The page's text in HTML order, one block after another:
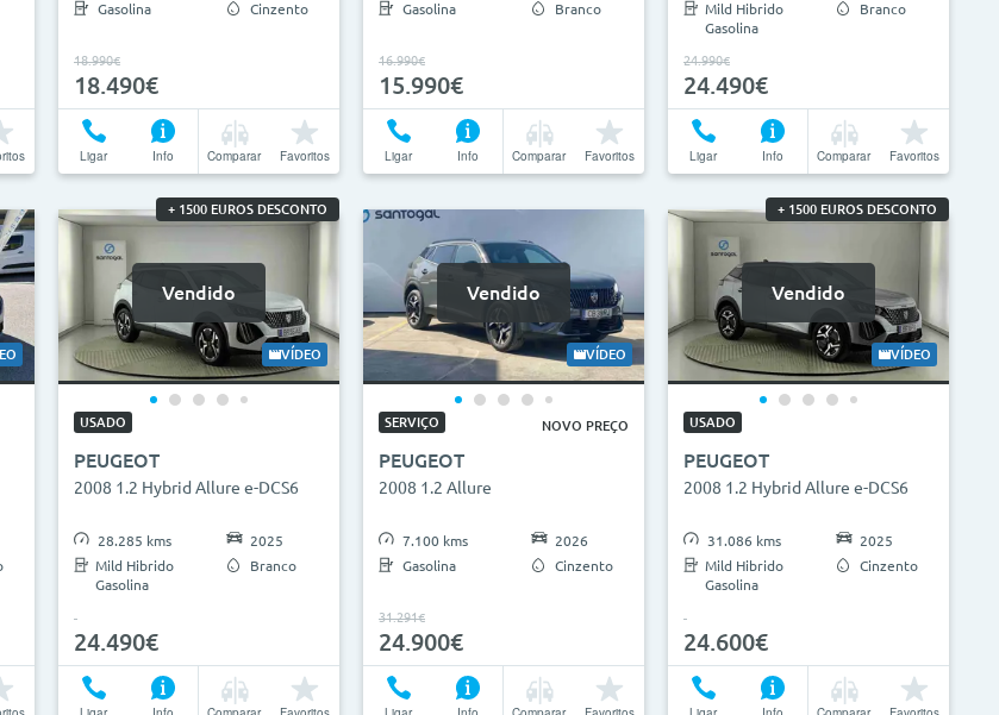
Gasolina
Cinzento
18.990€
18.490€
Ligar Info Comparar Favoritos
Gasolina
Branco
16.990€
15.990€
Ligar Info Comparar Favoritos
Mild Hibrido
Gasolina
Branco
24.990€
24.490€
Ligar Info Comparar Favoritos
+ 1500 EUROS DESCONTO
Vendido
VÍDEO
USADO
PEUGEOT
2008 1.2 Hybrid Allure e-DCS6
28.285 kms
Mild Hibrido
Gasolina
2025
Branco
24.490€
Vendido
VÍDEO
SERVIÇO NOVO PREÇO
PEUGEOT
2008 1.2 Allure
7.100 kms
Gasolina
2026
Cinzento
31.291€
24.900€
+ 1500 EUROS DESCONTO
Vendido
VÍDEO
USADO
PEUGEOT
2008 1.2 Hybrid Allure e-DCS6
31.086 kms
Mild Hibrido
Gasolina
2025
Cinzento
24.600€